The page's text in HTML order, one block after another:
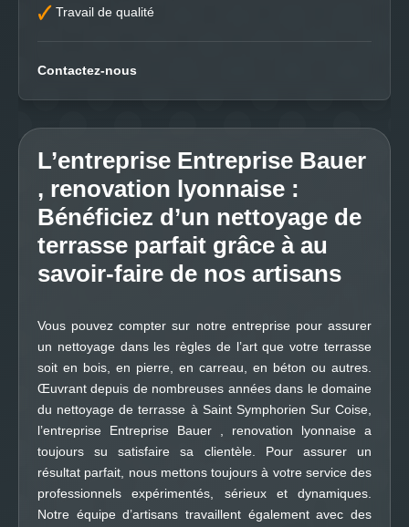
Travail de qualité
Contactez-nous
L’entreprise Entreprise Bauer
, renovation lyonnaise :
Bénéficiez d’un nettoyage de
terrasse parfait grâce à au
savoir-faire de nos artisans
Vous pouvez compter sur notre entreprise pour assurer
un nettoyage dans les règles de l’art que votre terrasse
soit en bois, en pierre, en carreau, en béton ou autres.
Œuvrant depuis de nombreuses années dans le domaine
du nettoyage de terrasse à Saint Symphorien Sur Coise,
l’entreprise Entreprise Bauer , renovation lyonnaise a
toujours su satisfaire sa clientèle. Pour assurer un
résultat parfait, nous mettons toujours à votre service des
professionnels expérimentés, sérieux et dynamiques.
Notre équipe d’artisans travaillent également avec des